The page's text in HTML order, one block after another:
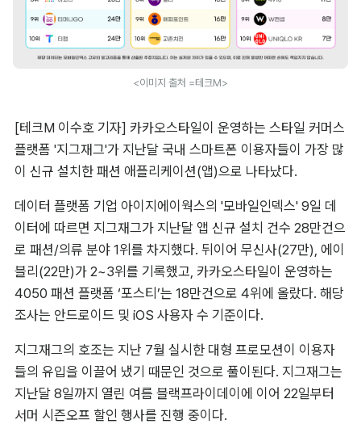
<이미지 출처 =테크M>
[테크M 이수호 기자] 카카오스타일이 운영하는 스타일 커머스
플랫폼 '지그재그'가 지난달 국내 스마트폰 이용자들이 가장 많
이 신규 설치한 패션 애플리케이션(앱)으로 나타났다.
데이터 플랫폼 기업 아이지에이웍스의 '모바일인덱스' 9일 데
이터에 따르면 지그재그가 지난달 앱 신규 설치 건수 28만건으
로 패션/의류 분야 1위를 차지했다. 뒤이어 무신사(27만), 에이
블리(22만)가 2~3위를 기록했고, 카카오스타일이 운영하는
4050 패션 플랫폼 ‘포스티’는 18만건으로 4위에 올랐다. 해당
조사는 안드로이드 및 iOS 사용자 수 기준이다.
지그재그의 호조는 지난 7월 실시한 대형 프로모션이 이용자
들의 유입을 이끌어 냈기 때문인 것으로 풀이된다. 지그재그는
지난달 8일까지 열린 여름 블랙프라이데이에 이어 22일부터
서머 시즌오프 할인 행사를 진행 중이다.